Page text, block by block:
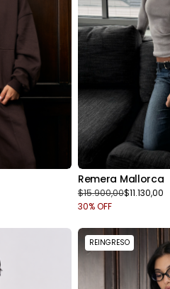
Remera Mallorca
$11.130,00
$15.900,00
30% OFF
REINGRESO